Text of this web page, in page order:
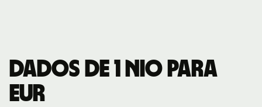
Dados de 1 NIO para
EUR